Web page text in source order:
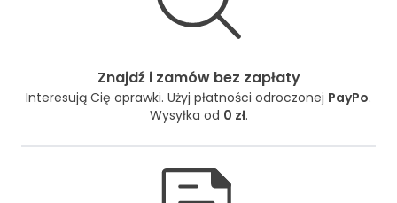
Znajdź i zamów bez zapłaty
Interesują Cię oprawki. Użyj płatności odroczonej PayPo.
Wysyłka od 0 zł.